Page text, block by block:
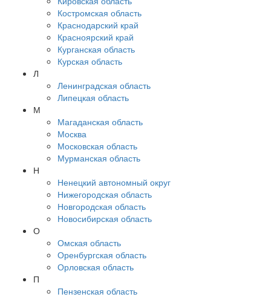
Костромская область
Краснодарский край
Красноярский край
Курганская область
Курская область
Л
Ленинградская область
Липецкая область
М
Магаданская область
Москва
Московская область
Мурманская область
Н
Ненецкий автономный округ
Нижегородская область
Новгородская область
Новосибирская область
О
Омская область
Оренбургская область
Орловская область
П
Пензенская область